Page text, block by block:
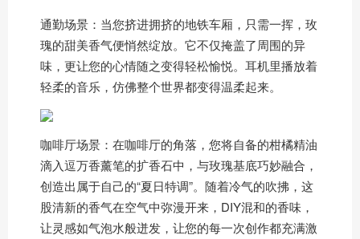
通勤场景：当您挤进拥挤的地铁车厢，只需一挥，玫
瑰的甜美香气便悄然绽放。它不仅掩盖了周围的异
味，更让您的心情随之变得轻松愉悦。耳机里播放着
轻柔的音乐，仿佛整个世界都变得温柔起来。
咖啡厅场景：在咖啡厅的角落，您将自备的柑橘精油
滴入逗万香薰笔的扩香石中，与玫瑰基底巧妙融合，
创造出属于自己的“夏日特调”。随着冷气的吹拂，这
股清新的香气在空气中弥漫开来，DIY混和的香味，
让灵感如气泡水般迸发，让您的每一次创作都充满激